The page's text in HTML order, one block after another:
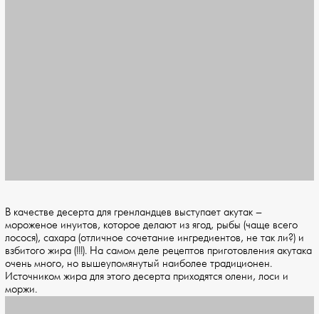
В качестве десерта для гренландцев выступает акутак –
мороженое инуитов, которое делают из ягод, рыбы (чаще всего
лосося), сахара (отличное сочетание ингредиентов, не так ли?) и
взбитого жира (!!!). На самом деле рецептов приготовления акутака
очень много, но вышеупомянутый наиболее традиционен.
Источником жира для этого десерта приходятся олени, лоси и
моржи.